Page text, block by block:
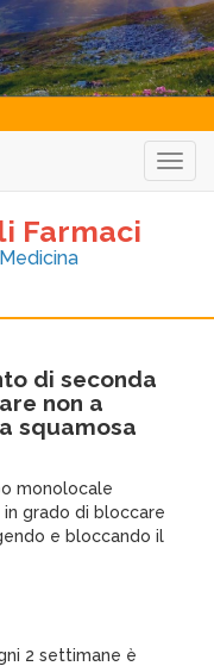
Farmaci
di seconda
non a
squamosa
monolocale
grado di bloccare
e bloccando il
2 settimane è